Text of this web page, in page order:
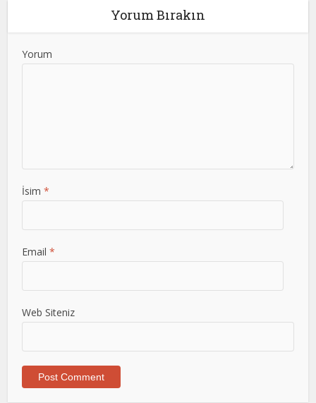
Yorum Bırakın
Yorum
İsim *
Email *
Web Siteniz